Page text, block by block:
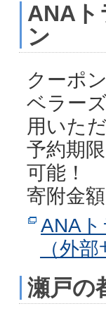
ANAト
ン
クーポ
ベラー
用いた
予約期
可能！
寄附金
ANA
（外
瀬戸の